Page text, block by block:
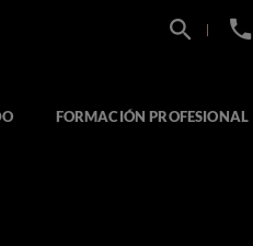
+34
FORMACIÓN PROFESIONAL